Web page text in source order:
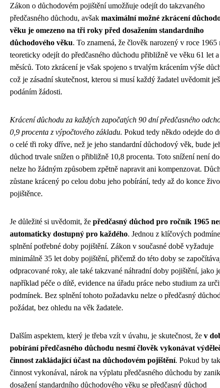
Zákon o důchodovém pojištění umožňuje odejít do takzvaného
předčasného důchodu, avšak maximální možné zkrácení
věku je omezeno na tři roky před dosažením standardního
důchodového věku. To znamená, že člověk narozený v roce 1965
teoreticky odejít do předčasného důchodu přibližně ve věku 61 let
měsíců. Toto zkrácení je však spojeno s trvalým krácením výše
což je zásadní skutečnost, kterou si musí každý žadatel uvědomit
podáním žádosti.
Krácení důchodu za každých započatých 90 dní předčasného
0,9 procenta z výpočtového základu. Pokud tedy někdo odejde do
o celé tři roky dříve, než je jeho standardní důchodový věk, bude
důchod trvale snížen o přibližně 10,8 procenta. Toto snížení není
nelze ho žádným způsobem zpětně napravit ani kompenzovat.
zůstane krácený po celou dobu jeho pobírání, tedy až do konce
pojištěnce.
Je důležité si uvědomit, že předčasný důchod pro ročník 1965
automaticky dostupný pro každého. Jednou z klíčových
splnění potřebné doby pojištění. Zákon v současné době vyžaduje
minimálně 35 let doby pojištění, přičemž do této doby se
odpracované roky, ale také takzvané náhradní doby pojištění, jako
například péče o dítě, evidence na úřadu práce nebo studium za
podmínek. Bez splnění tohoto požadavku nelze o předčasný
požádat, bez ohledu na věk žadatele.
Dalším aspektem, který je třeba vzít v úvahu, je skutečnost, že v
pobírání předčasného důchodu nesmí člověk vykonávat
činnost zakládající účast na důchodovém pojištění. Pokud by
činnost vykonával, nárok na výplatu předčasného důchodu by
dosažení standardního důchodového věku se předčasný důchod